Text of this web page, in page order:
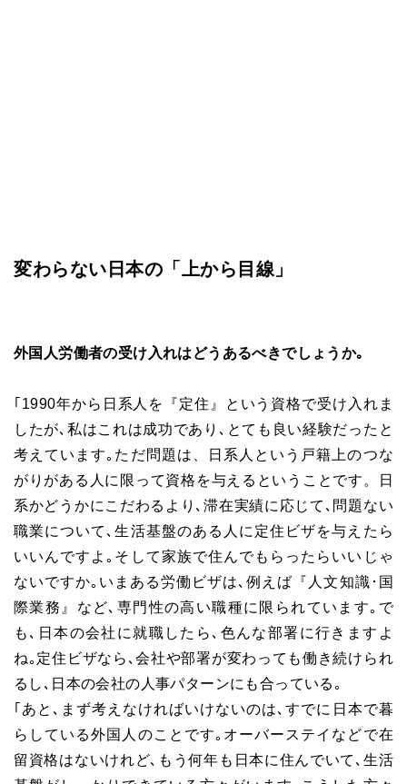
変わらない日本の「上から目線」
外国人労働者の受け入れはどうあるべきでしょうか｡
｢1990年から日系人を『定住』という資格で受け入れま
したが､私はこれは成功であり､とても良い経験だったと
考えています｡ただ問題は、日系人という戸籍上のつな
がりがある人に限って資格を与えるということです。日
系かどうかにこだわるより､滞在実績に応じて､問題ない
職業について､生活基盤のある人に定住ビザを与えたら
いいんですよ｡そして家族で住んでもらったらいいじゃ
ないですか｡いまある労働ビザは､例えば『人文知識･国
際業務』など､専門性の高い職種に限られています｡で
も､日本の会社に就職したら､色んな部署に行きますよ
ね｡定住ビザなら､会社や部署が変わっても働き続けられ
るし､日本の会社の人事パターンにも合っている｡
｢あと､まず考えなければいけないのは､すでに日本で暮
らしている外国人のことです｡オーバーステイなどで在
留資格はないけれど､もう何年も日本に住んでいて､生活